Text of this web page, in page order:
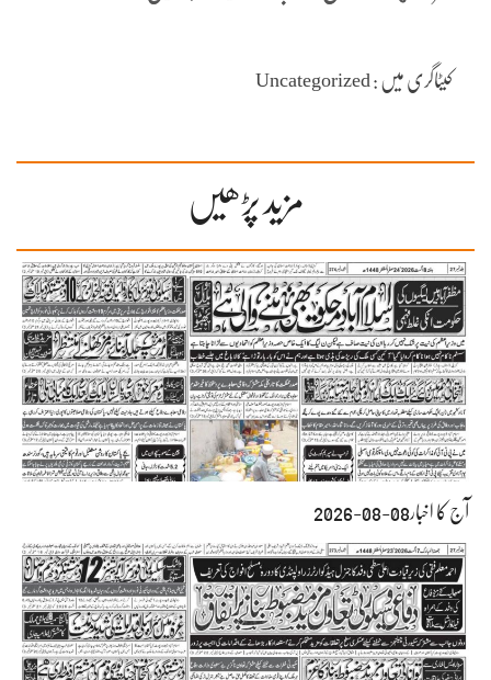
کیٹاگری میں : Uncategorized
مزید پڑھیں
آج کا اخبار08-08-2026